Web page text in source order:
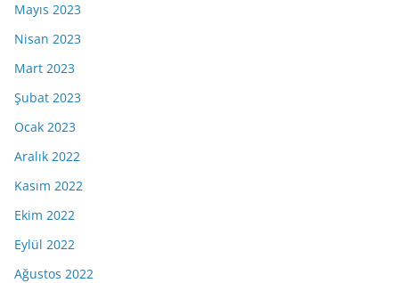
Mayıs 2023
Nisan 2023
Mart 2023
Şubat 2023
Ocak 2023
Aralık 2022
Kasım 2022
Ekim 2022
Eylül 2022
Ağustos 2022